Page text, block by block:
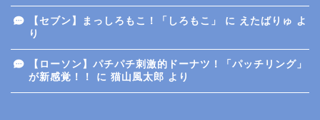
【セブン】まっしろもこ！「しろもこ」 に えたばりゅ よ
り
【ローソン】パチパチ刺激的ドーナツ！「パッチリング」
が新感覚！！
に 猫山風太郎 より